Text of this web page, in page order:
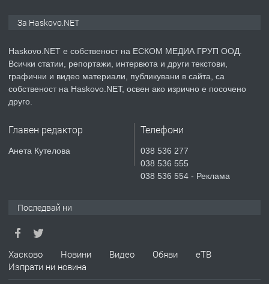
преди 2 дни
ПРЕДЛАГА
№4119 Едностаен обзаведен
Къртене на бетон! Събаряне на
ПРЕДЛАГА Апартамент за продажба
За Haskovo.NET
Haskovo.NET е собственост на ЕСКОМ МЕДИА ГРУП ООД.
Всички статии, репортажи, интервюта и други текстови,
графични и видео материали, публикувани в сайта, са
собственост на Haskovo.NET, освен ако изрично е посочено
друго.
Главен редактор
Анета Кутелова
Телефони
038 536 277
038 536 555
038 536 554 - Реклама
Последвай ни
Хасково Новини Видео Обяви
еТВ
Изпрати ни новина